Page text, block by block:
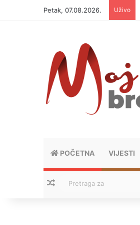
Petak, 07.08.2026. Uživo
POČETNA VIJESTI
Nasumični tekstovi